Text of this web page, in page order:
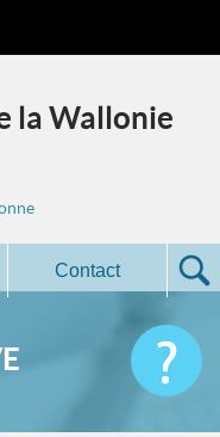
la Wallonie
Contact